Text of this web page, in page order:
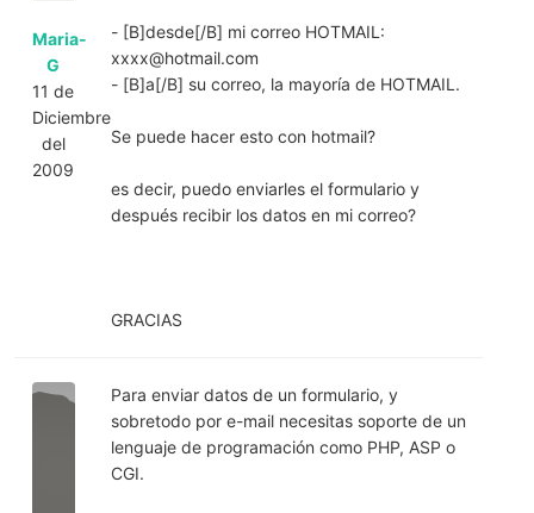
Maria-
G
11 de
Diciembre
del
2009
- [B]desde[/B] mi correo HOTMAIL:
xxxx@hotmail.com
- [B]a[/B] su correo, la mayoría de HOTMAIL.
Se puede hacer esto con hotmail?
es decir, puedo enviarles el formulario y
después recibir los datos en mi correo?
GRACIAS
Para enviar datos de un formulario, y
sobretodo por e-mail necesitas soporte de un
lenguaje de programación como PHP, ASP o
CGI.